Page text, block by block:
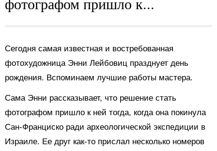
Сегодня самая известная и востребованная
фотохудожница Энни Лейбовиц празднует день
рождения. Вспоминаем лучшие работы мастера.
Сама Энни рассказывает, что решение стать
фотографом пришло к ней тогда, когда она покинула
Сан-Франциско ради археологической экспедиции в
Израиле. Ее друг как-то прислал несколько номеров